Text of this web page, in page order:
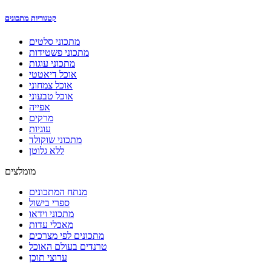
קטגוריות מתכונים
מתכוני סלטים
מתכוני פשטידות
מתכוני עוגות
אוכל דיאטטי
אוכל צמחוני
אוכל טבעוני
אפייה
מרקים
עוגיות
מתכוני שוקולד
ללא גלוטן
מומלצים
מנתח המתכונים
ספרי בישול
מתכוני וידאו
מאכלי עדות
מתכונים לפי מצרכים
טרנדים בעולם האוכל
ערוצי תוכן